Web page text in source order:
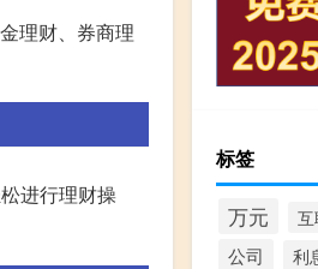
理财、券商理
进行理财操
标签
万元
公司
利